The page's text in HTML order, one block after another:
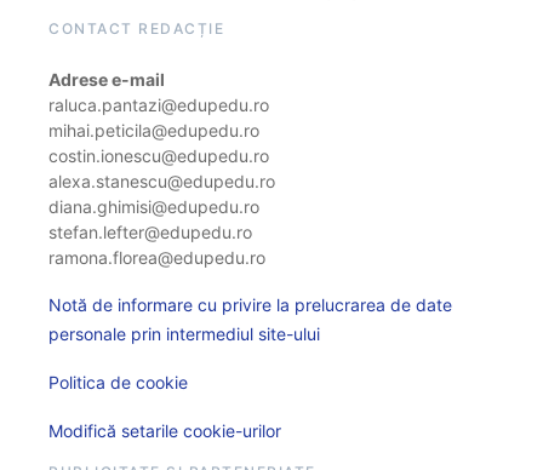
CONTACT REDACȚIE
Adrese e-mail
raluca.pantazi@edupedu.ro
mihai.peticila@edupedu.ro
costin.ionescu@edupedu.ro
alexa.stanescu@edupedu.ro
diana.ghimisi@edupedu.ro
stefan.lefter@edupedu.ro
ramona.florea@edupedu.ro
Notă de informare cu privire la prelucrarea de date
personale prin intermediul site-ului
Politica de cookie
Modifică setarile cookie-urilor